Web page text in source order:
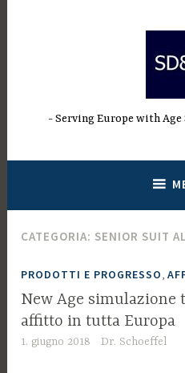
Serving Europe with
CATEGORIA: SENIOR SUIT
PRODOTTI E PROGRESSO ,
New Age simulazione
affitto in tutta Europa
1. giugno 2018 Dr. Schoeffel